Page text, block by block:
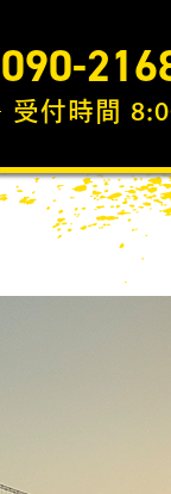
090-
受付時間